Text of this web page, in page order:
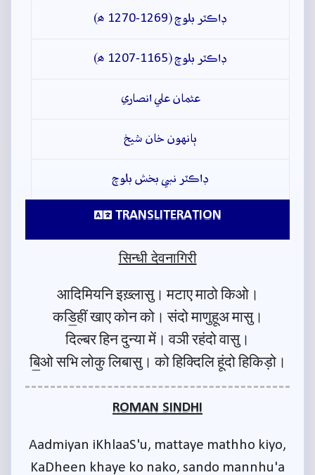
ڊاڪٽر بلوچ (1269-1270 ھ)
ڊاڪٽر بلوچ (1165-1207 ھ)
عثمان علي انصاري
ٻانهون خان شيخ
ڊاڪٽر نبي بخش بلوچ
TRANSLITERATION
सिन्धी देवनागिरी
आदिमियनि इख़्लासु। मटाए माठो किओ।
कडि॒हीं खाए कोन को। संदो माणुहूअ मासु।
दिल्बर हिन दुन्या में। वञी रहंदो वासु।
बि॒ओ सभि लोकु लिबासु। को हिक्दिलि हूंदो हिकिड़ो।
ROMAN SINDHI
Aadmiyan iKhlaaS'u, mattaye mathho kiyo,
KaDheen khaye ko nako, sando mannhu'a